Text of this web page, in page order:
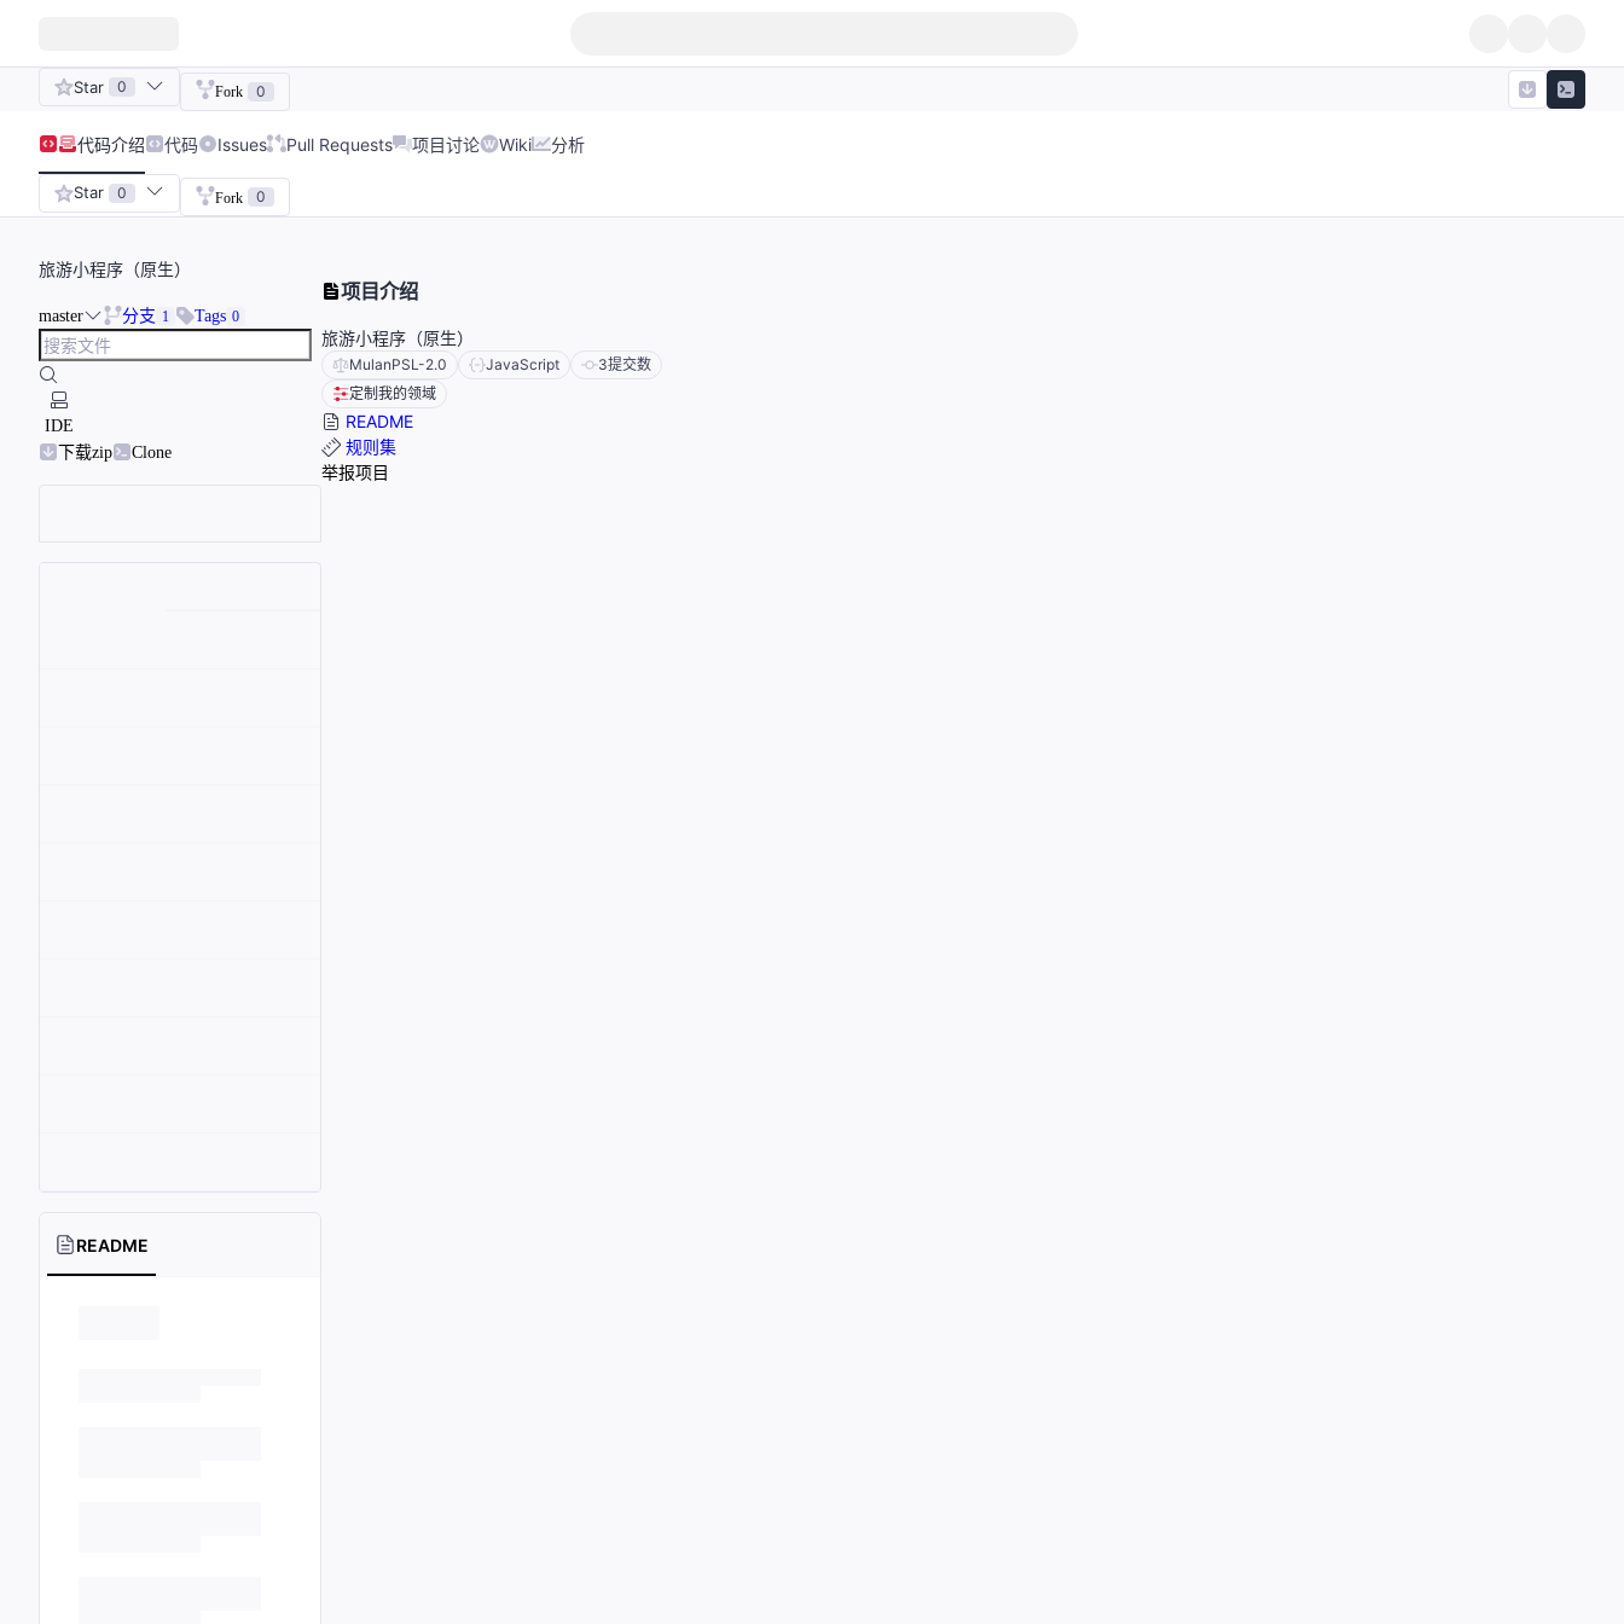
Star 0 Fork 0
代码介绍 代码 Issues Pull Requests 项目讨论 Wiki 分析
Star 0 Fork 0
旅游小程序（原生）
master 分支 1 Tags 0
IDE
下载zip
Clone
README
项目介绍
旅游小程序（原生）
MulanPSL-2.0 JavaScript 3提交数
定制我的领域
README
规则集
举报项目